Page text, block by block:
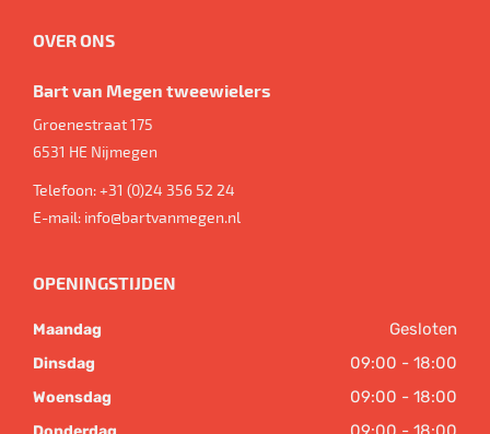
OVER ONS
Bart van Megen tweewielers
Groenestraat 175
6531 HE Nijmegen
Telefoon:+31 (0)24 356 52 24
E-mail: info@bartvanmegen.nl
OPENINGSTIJDEN
Maandag Gesloten
Dinsdag 09:00 - 18:00
Woensdag 09:00 - 18:00